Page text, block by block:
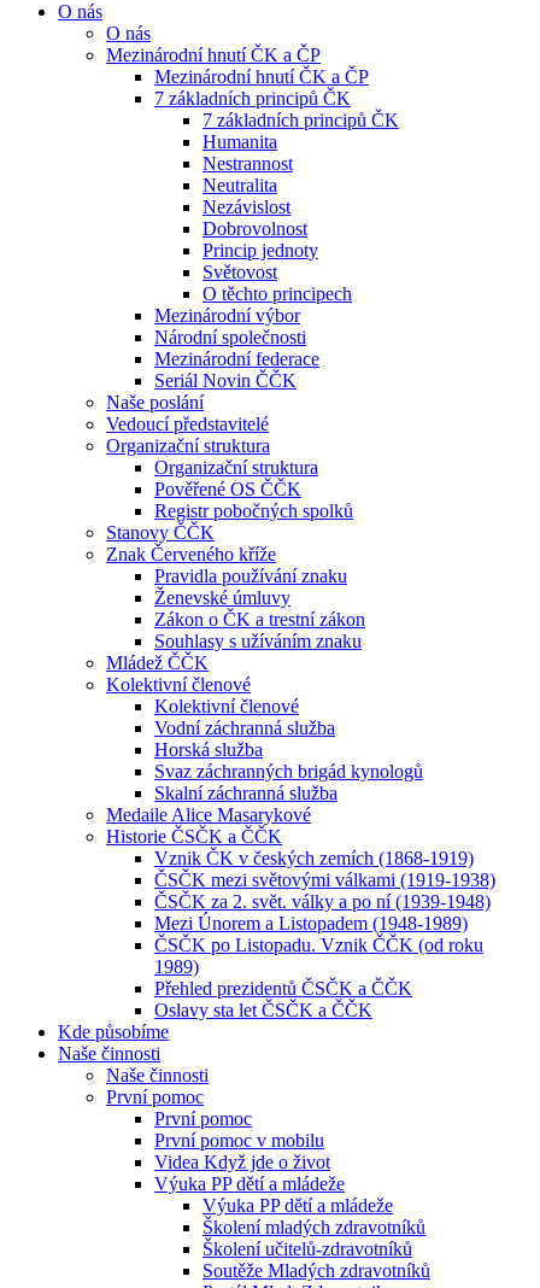
O nás
O nás
Mezinárodní hnutí ČK a ČP
Mezinárodní hnutí ČK a ČP
7 základních principů ČK
7 základních principů ČK
Humanita
Nestrannost
Neutralita
Nezávislost
Dobrovolnost
Princip jednoty
Světovost
O těchto principech
Mezinárodní výbor
Národní společnosti
Mezinárodní federace
Seriál Novin ČČK
Naše poslání
Vedoucí představitelé
Organizační struktura
Organizační struktura
Pověřené OS ČČK
Registr pobočných spolků
Stanovy ČČK
Znak Červeného kříže
Pravidla používání znaku
Ženevské úmluvy
Zákon o ČK a trestní zákon
Souhlasy s užíváním znaku
Mládež ČČK
Kolektivní členové
Kolektivní členové
Vodní záchranná služba
Horská služba
Svaz záchranných brigád kynologů
Skalní záchranná služba
Medaile Alice Masarykové
Historie ČSČK a ČČK
Vznik ČK v českých zemích (1868-1919)
ČSČK mezi světovými válkami (1919-1938)
ČSČK za 2. svět. války a po ní (1939-1948)
Mezi Únorem a Listopadem (1948-1989)
ČSČK po Listopadu. Vznik ČČK (od roku
1989)
Přehled prezidentů ČSČK a ČČK
Oslavy sta let ČSČK a ČČK
Kde působíme
Naše činnosti
Naše činnosti
První pomoc
První pomoc
První pomoc v mobilu
Videa Když jde o život
Výuka PP dětí a mládeže
Výuka PP dětí a mládeže
Školení mladých zdravotníků
Školení učitelů-zdravotníků
Soutěže Mladých zdravotníků